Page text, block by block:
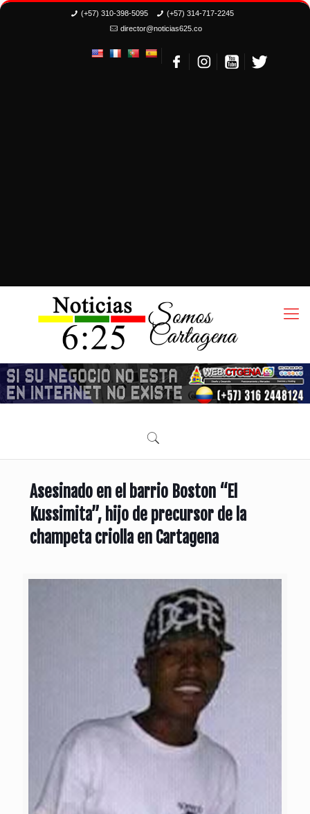
(+57) 310-398-5095
(+57) 314-717-2245
director@noticias625.co
Asesinado en el barrio Boston “El
Kussimita”, hijo de precursor de la
champeta criolla en Cartagena